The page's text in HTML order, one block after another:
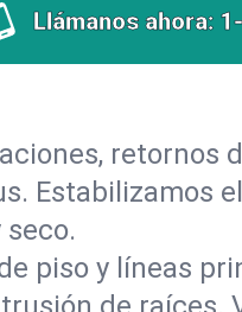
Llámanos ahora:
retornos
Estabilizamos
piso y líneas